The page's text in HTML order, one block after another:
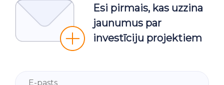
Esi pirmais, kas uzzina
jaunumus par
investīciju projektiem